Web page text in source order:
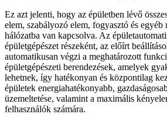
Ez azt jelenti, hogy az épületben lévő
elem, szabályozó elem, fogyasztó és egyéb
hálózatba van kapcsolva. Az
épületgépészet részeként, az előírt
automatikusan végzi a meghatározott
épületgépészeti berendezések, amelyek
lehetnek, így hatékonyan és központilag
épületek energiahatékonyabb,
üzemeltetése, valamint a maximális
felhasználók számára.